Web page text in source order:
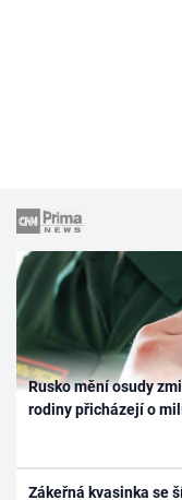
Rusko mění osudy
rodiny přicházejí o
Zákeřná kvasinka se